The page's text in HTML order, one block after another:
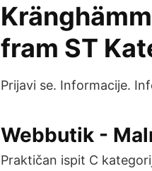
fram ST
Prijavi se. Informacije.
Webbutik -
Praktičan ispit C